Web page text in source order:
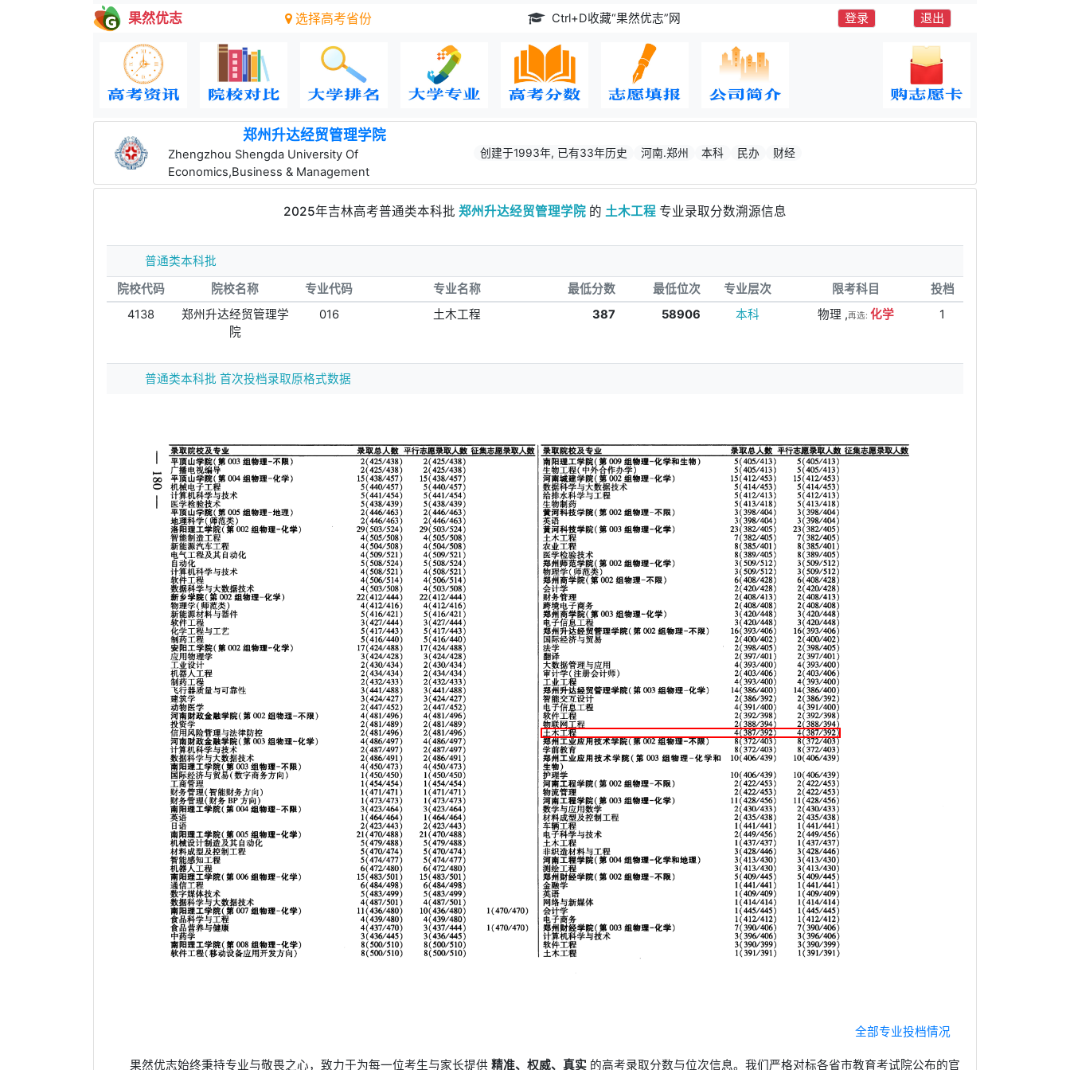
果然优志 选择高考省份 Ctrl+D收藏“果然优志”网 登录 退出
郑州升达经贸管理学院
Zhengzhou Shengda University Of
Economics,Business & Management
创建于1993年, 已有33年历史 河南.郑州 本科 民办 财经
2025年吉林高考普通类本科批 郑州升达经贸管理学院 的 土木工程 专业录取分数溯源信息
普通类本科批
院校代码
院校名称 专业代码 专业名称 最低分数 最低位次 专业层次 限考科目
投档
4138
郑州升达经贸管理学
院
016 土木工程 387 58906 本科 物理 ,再选: 化学 1
普通类本科批 首次投档录取原格式数据
全部专业投档情况
果然优志始终秉持专业与敬畏之心，致力于为每一位考生与家长提供精准、权威、真实 的高考录取分数与位次信息。我们严格对标各省市教育考试院公布的官